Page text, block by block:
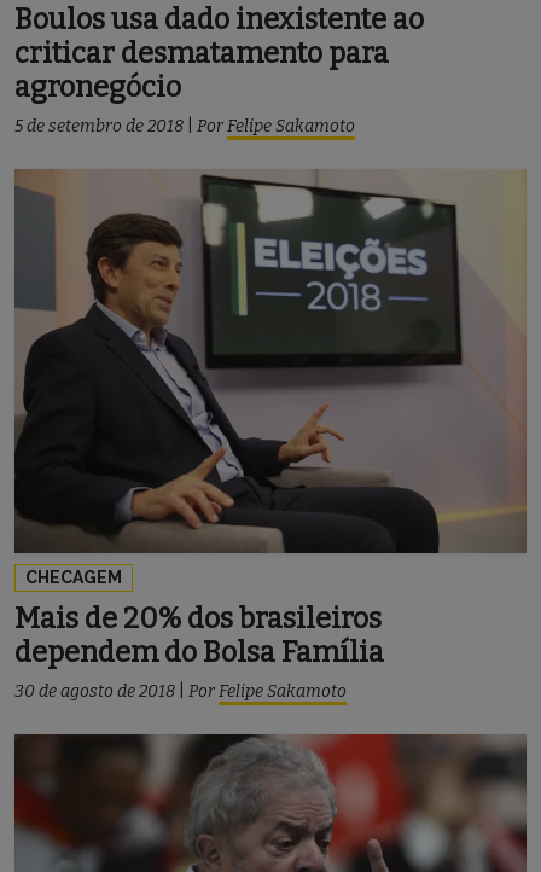
Boulos usa dado inexistente ao
criticar desmatamento para
agronegócio
5 de setembro de 2018 PorFelipe Sakamoto
CHECAGEM
Mais de 20% dos brasileiros
dependem do Bolsa Família
30 de agosto de 2018 PorFelipe Sakamoto